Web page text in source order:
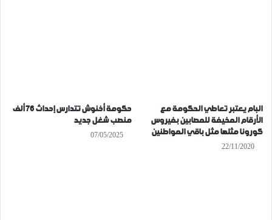
البام يعتبر تعاطي الحكومة مع
الأرقام المخيفة للمصابين بفيروس
كورونا مثلها مثل باقي المواطنين
22/11/2020
حكومة أخنوش تتدارس إحداث 76 ألف
منصب شغل جديد
07/05/2025